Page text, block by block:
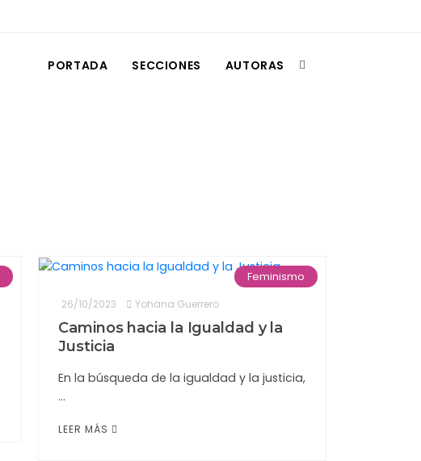
PORTADA SECCIONES AUTORAS
Feminismo
26/10/2023 Yohana Guerrero
Caminos hacia la Igualdad y la
Justicia
En la búsqueda de la igualdad y la justicia,
…
LEER MÁS